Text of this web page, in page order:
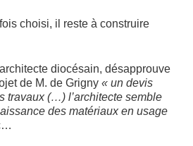
choisi, il reste à construire
diocésain, désapprouve
de M. de Grigny « un devis
travaux (…) l’architecte semble
des matériaux en usage